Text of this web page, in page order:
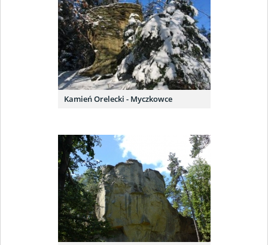
Kamień Orelecki - Myczkowce